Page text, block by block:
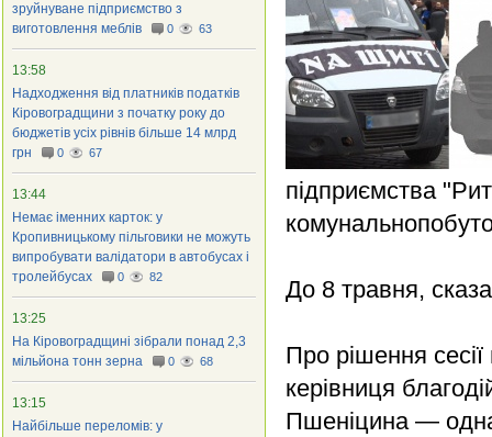
підприємства
До 8 травня,
Про рішення
керівниця
Пшеніцина — одна
зруйнуване підприємство з
виготовлення меблів
0 63
13:58
Надходження від платників податків
Кіровоградщини з початку року до
бюджетів усіх рівнів більше 14 млрд
грн
0 67
13:44
Немає іменних карток: у
Кропивницькому пільговики не можуть
випробувати валідатори в автобусах і
тролейбусах
0 82
13:25
На Кіровоградщині зібрали понад 2,3
мільйона тонн зерна
0 68
13:15
Найбільше переломів: у